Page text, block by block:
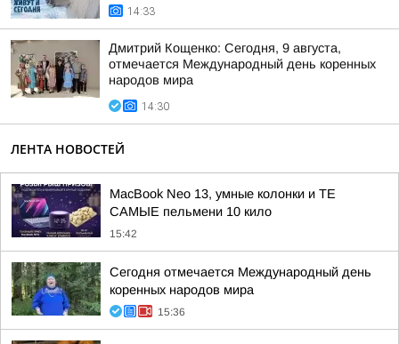
14:33
Дмитрий Кощенко: Сегодня, 9 августа,
отмечается Международный день коренных
народов мира
14:30
ЛЕНТА НОВОСТЕЙ
MacBook Neo 13, умные колонки и ТЕ
САМЫЕ пельмени 10 кило
15:42
Сегодня отмечается Международный день
коренных народов мира
15:36